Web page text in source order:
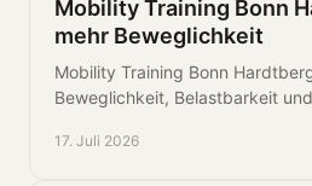
Mobility Training Bonn
mehr Beweglichkeit
Mobility Training Bonn
Beweglichkeit, Belastbarkeit
und Sport.
17. Juli 2026